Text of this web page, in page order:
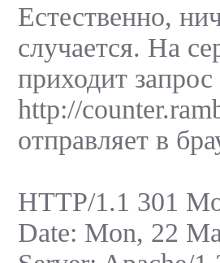
Естественно,
случается. На
приходит
http://
отправляет в
HTTP/1.1 301
Date: Mon, 22